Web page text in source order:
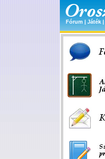
Fórum | Játék |